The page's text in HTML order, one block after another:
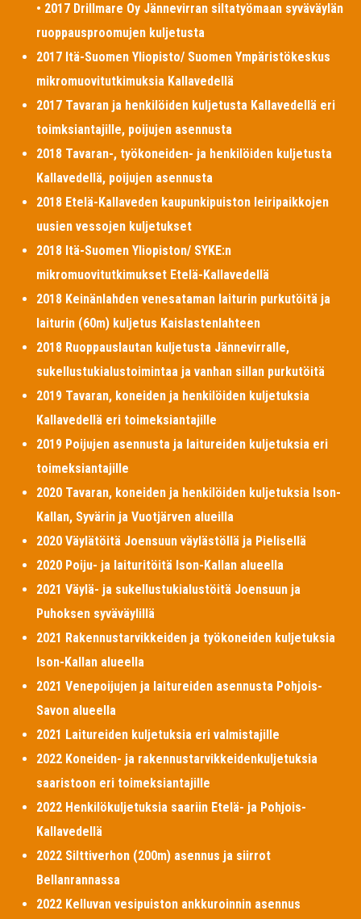
• 2017 Drillmare Oy Jännevirran siltatyömaan syväväylän
ruoppausproomujen kuljetusta
2017 Itä-Suomen Yliopisto/ Suomen Ympäristökeskus
mikromuovitutkimuksia Kallavedellä
2017 Tavaran ja henkilöiden kuljetusta Kallavedellä eri
toimksiantajille, poijujen asennusta
2018 Tavaran-, työkoneiden- ja henkilöiden kuljetusta
Kallavedellä, poijujen asennusta
2018 Etelä-Kallaveden kaupunkipuiston leiripaikkojen
uusien vessojen kuljetukset
2018 Itä-Suomen Yliopiston/ SYKE:n
mikromuovitutkimukset Etelä-Kallavedellä
2018 Keinänlahden venesataman laiturin purkutöitä ja
laiturin (60m) kuljetus Kaislastenlahteen
2018 Ruoppauslautan kuljetusta Jännevirralle,
sukellustukialustoimintaa ja vanhan sillan purkutöitä
2019 Tavaran, koneiden ja henkilöiden kuljetuksia
Kallavedellä eri toimeksiantajille
2019 Poijujen asennusta ja laitureiden kuljetuksia eri
toimeksiantajille
2020 Tavaran, koneiden ja henkilöiden kuljetuksia Ison-
Kallan, Syvärin ja Vuotjärven alueilla
2020 Väylätöitä Joensuun väylästöllä ja Pielisellä
2020 Poiju- ja laituritöitä Ison-Kallan alueella
2021 Väylä- ja sukellustukialustöitä Joensuun ja
Puhoksen syväväylillä
2021 Rakennustarvikkeiden ja työkoneiden kuljetuksia
Ison-Kallan alueella
2021 Venepoijujen ja laitureiden asennusta Pohjois-
Savon alueella
2021 Laitureiden kuljetuksia eri valmistajille
2022 Koneiden- ja rakennustarvikkeidenkuljetuksia
saaristoon eri toimeksiantajille
2022 Henkilökuljetuksia saariin Etelä- ja Pohjois-
Kallavedellä
2022 Silttiverhon (200m) asennus ja siirrot
Bellanrannassa
2022 Kelluvan vesipuiston ankkuroinnin asennus